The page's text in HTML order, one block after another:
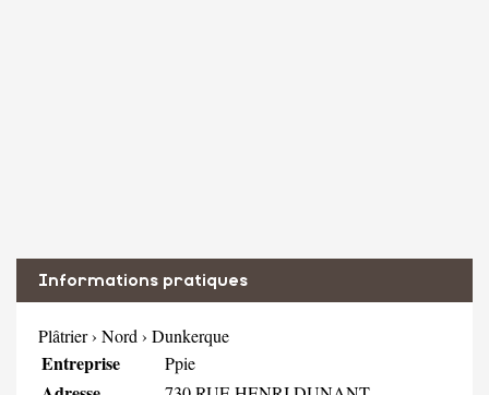
Informations pratiques
Plâtrier› Nord › Dunkerque
Entreprise Ppie